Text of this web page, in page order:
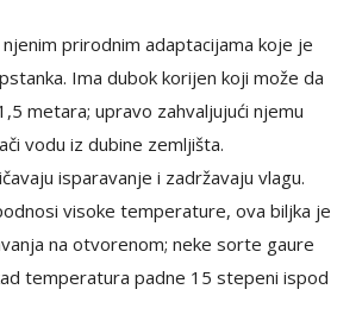
njenim prirodnim adaptacijama koje je
Ima dubok korijen koji može da
metara; upravo zahvaljujući njemu
vodu iz dubine zemljišta.
isparavanje i zadržavaju vlagu.
visoke temperature, ova biljka je
na otvorenom; neke sorte gaure
temperatura padne 15 stepeni ispod